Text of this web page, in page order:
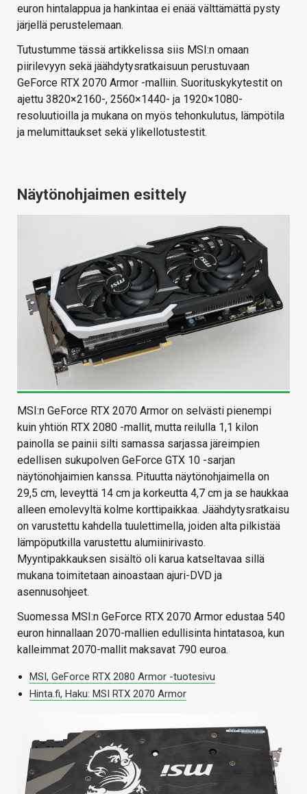
euron hintalappua ja hankintaa ei enää välttämättä pysty
järjellä perustelemaan.
Tutustumme tässä artikkelissa siis MSI:n omaan
piirilevyyn sekä jäähdytysratkaisuun perustuvaan
GeForce RTX 2070 Armor -malliin. Suorituskykytestit on
ajettu 3820×2160-, 2560×1440- ja 1920×1080-
resoluutioilla ja mukana on myös tehonkulutus, lämpötila
ja melumittaukset sekä ylikellotustestit.
Näytönohjaimen esittely
MSI:n GeForce RTX 2070 Armor on selvästi pienempi
kuin yhtiön RTX 2080 -mallit, mutta reilulla 1,1 kilon
painolla se painii silti samassa sarjassa järeimpien
edellisen sukupolven GeForce GTX 10 -sarjan
näytönohjaimien kanssa. Pituutta näytönohjaimella on
29,5 cm, leveyttä 14 cm ja korkeutta 4,7 cm ja se haukkaa
alleen emolevyltä kolme korttipaikkaa. Jäähdytysratkaisu
on varustettu kahdella tuulettimella, joiden alta pilkistää
lämpöputkilla varustettu alumiinirivasto.
Myyntipakkauksen sisältö oli karua katseltavaa sillä
mukana toimitetaan ainoastaan ajuri-DVD ja
asennusohjeet.
Suomessa MSI:n GeForce RTX 2070 Armor edustaa 540
euron hinnallaan 2070-mallien edullisinta hintatasoa, kun
kalleimmat 2070-mallit maksavat 790 euroa.
MSI, GeForce RTX 2080 Armor -tuotesivu
Hinta.fi, Haku: MSI RTX 2070 Armor